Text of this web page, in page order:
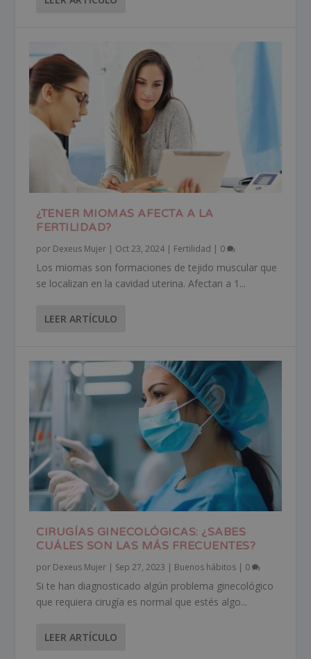
¿TENER MIOMAS AFECTA A LA
FERTILIDAD?
por Dexeus Mujer | Oct 23, 2024 | Fertilidad | 0
Los miomas son formaciones de tejido muscular que
se localizan en la cavidad uterina. Afectan a 1...
LEER ARTÍCULO
CIRUGÍAS GINECOLÓGICAS: ¿SABES
CUÁLES SON LAS MÁS FRECUENTES?
por Dexeus Mujer | Sep 27, 2023 | Buenos hábitos | 0
Si te han diagnosticado algún problema ginecológico
que requiera cirugía es normal que estés algo...
LEER ARTÍCULO